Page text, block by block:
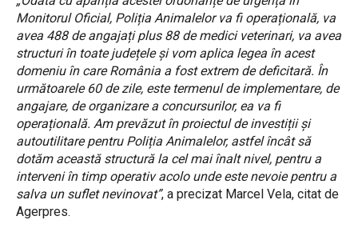
Monitorul Oficial, Poliția Animalelor va fi operațională, va
avea 488 de angajați plus 88 de medici veterinari, va avea
structuri în toate județele și vom aplica legea în acest
domeniu în care România a fost extrem de deficitară. În
următoarele 60 de zile, este termenul de implementare, de
angajare, de organizare a concursurilor, ea va fi
operațională. Am prevăzut în proiectul de investiții și
autoutilitare pentru Poliția Animalelor, astfel încât să
dotăm această structură la cel mai înalt nivel, pentru a
interveni în timp operativ acolo unde este nevoie pentru a
salva un suflet nevinovat”, a precizat Marcel Vela, citat de
Agerpres.